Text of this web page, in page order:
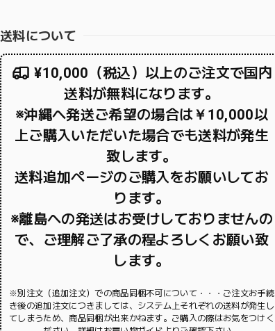
送料について
¥10,000（税込）以上のご注文で国内
送料が無料になります。
※沖縄へ発送ご希望の場合は￥10,000以
上ご購入いただいた場合でも送料が発生
致します。
送料追加ページのご購入をお願いしてお
ります。
※離島への発送はお受けしておりませんの
で、ご理解ご了承の程よろしくお願い致
します。
※別注文（追加注文）での商品同梱不可について・・・ご注文お手続
き後の追加注文につきましては、システム上それぞれの送料が発生し
てしまうため、商品同梱が出来かねます。ご購入の際はお気をつけく